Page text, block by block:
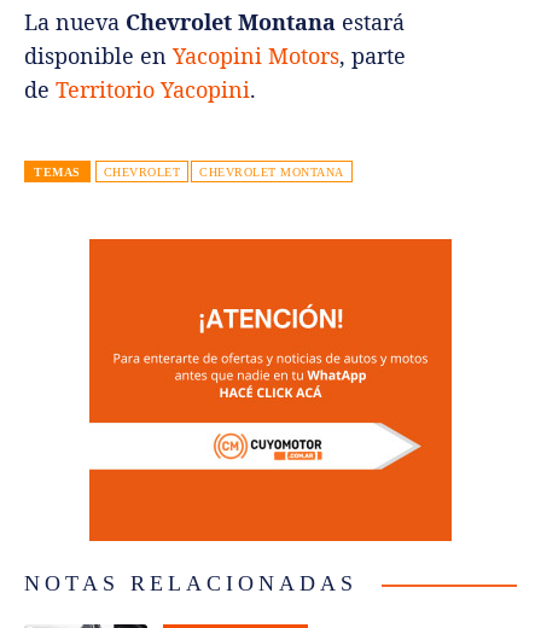
La nueva Chevrolet Montana estará
disponible en Yacopini Motors, parte
de Territorio Yacopini.
TEMAS CHEVROLET CHEVROLET MONTANA
NOTAS RELACIONADAS